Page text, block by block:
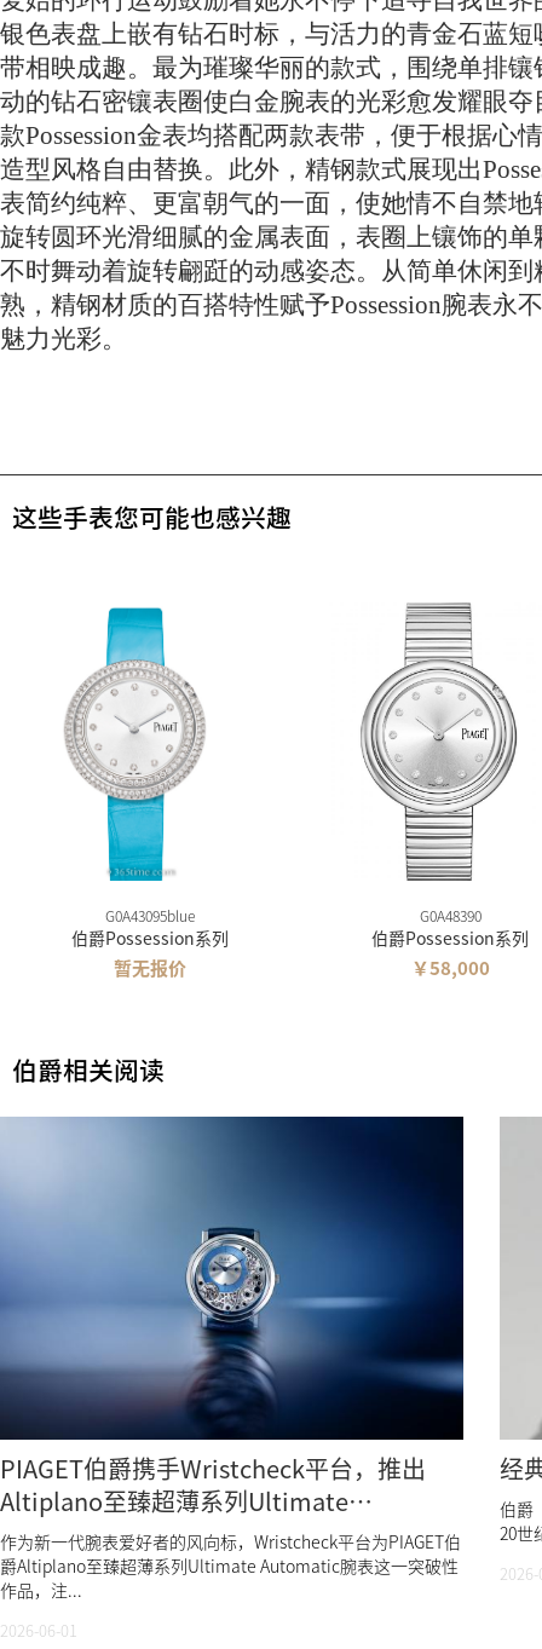
银色表盘上嵌有钻石时标，与活力的青金石蓝短
带相映成趣。最为璀璨华丽的款式，围绕单排镶
动的钻石密镶表圈使白金腕表的光彩愈发耀眼夺
款Possession金表均搭配两款表带，便于根据心
造型风格自由替换。此外，精钢款式展现出
表简约纯粹、更富朝气的一面，使她情不自禁地
旋转圆环光滑细腻的金属表面，表圈上镶饰的单
不时舞动着旋转翩跹的动感姿态。从简单休闲到
熟，精钢材质的百搭特性赋予Possession腕表永
魅力光彩。
这些手表您可能也感兴趣
G0A43095blue
伯爵Possession系列
暂无报价
G0A48390
伯爵Possession系列
￥58,000
伯爵相关阅读
PIAGET伯爵携手Wristcheck平台，推出
Altiplano至臻超薄系列Ultimate
Automatic限量版腕表
作为新一代腕表爱好者的风向标，Wristcheck平台为PIAGET伯
爵Altiplano至臻超薄系列Ultimate Automatic腕表这一突破性
作品，注...
2026-06-01
经
伯爵
20世